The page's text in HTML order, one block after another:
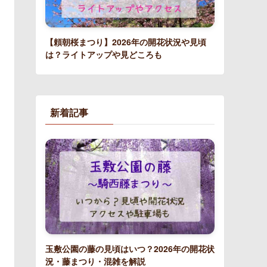
【頼朝桜まつり】2026年の開花状況や見頃
は？ライトアップや見どころも
新着記事
玉敷公園の藤の見頃はいつ？2026年の開花状
況・藤まつり・混雑を解説